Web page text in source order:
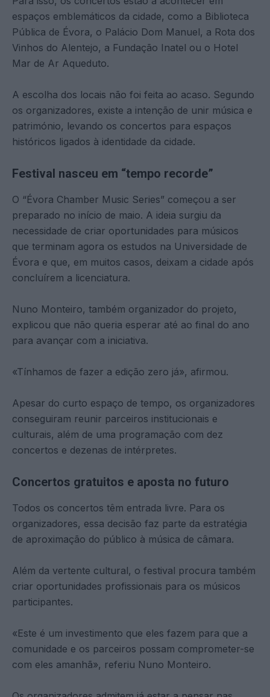
espaços emblemáticos da cidade, como a Biblioteca
Pública de Évora, o Palácio Dom Manuel, a Rota dos
Vinhos do Alentejo, a Fundação Inatel ou o Hotel
Mar de Ar Aqueduto.
A escolha dos locais não foi feita ao acaso. Segundo
os organizadores, existe a intenção de unir música e
património, levando os concertos para espaços
históricos ligados à identidade da cidade.
Festival nasceu em “tempo recorde”
O “Évora Chamber Music Series” começou a ser
preparado no início de maio. A ideia surgiu da
necessidade de criar oportunidades para músicos
que terminam agora os estudos na Universidade de
Évora e que, em muitos casos, deixam a cidade após
concluírem a licenciatura.
Nuno Monteiro, também organizador do projeto,
explicou que não queria esperar até ao final do ano
para avançar com a iniciativa.
«Tínhamos de fazer a edição zero já», afirmou.
Apesar do curto espaço de tempo, os organizadores
conseguiram reunir parceiros institucionais e
culturais, além de uma programação com dez
concertos e dezenas de intérpretes.
Concertos gratuitos e aposta no futuro
Todos os concertos têm entrada livre. Para os
organizadores, essa decisão faz parte da estratégia
de aproximação do público à música de câmara.
Além da vertente cultural, o festival procura também
criar oportunidades profissionais para os músicos
participantes.
«Este é um investimento que eles fazem para que a
comunidade e os parceiros possam comprometer-se
com eles amanhã», referiu Nuno Monteiro.